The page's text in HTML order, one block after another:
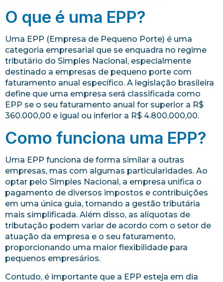
O que é uma EPP?
Uma EPP (Empresa de Pequeno Porte) é uma
categoria empresarial que se enquadra no regime
tributário do Simples Nacional, especialmente
destinado a empresas de pequeno porte com
faturamento anual específico. A legislação brasileira
define que uma empresa será classificada como
EPP se o seu faturamento anual for superior a R$
360.000,00 e igual ou inferior a R$ 4.800.000,00.
Como funciona uma EPP?
Uma EPP funciona de forma similar a outras
empresas, mas com algumas particularidades. Ao
optar pelo Simples Nacional, a empresa unifica o
pagamento de diversos impostos e contribuições
em uma única guia, tornando a gestão tributária
mais simplificada. Além disso, as alíquotas de
tributação podem variar de acordo com o setor de
atuação da empresa e o seu faturamento,
proporcionando uma maior flexibilidade para
pequenos empresários.
Contudo, é importante que a EPP esteja em dia